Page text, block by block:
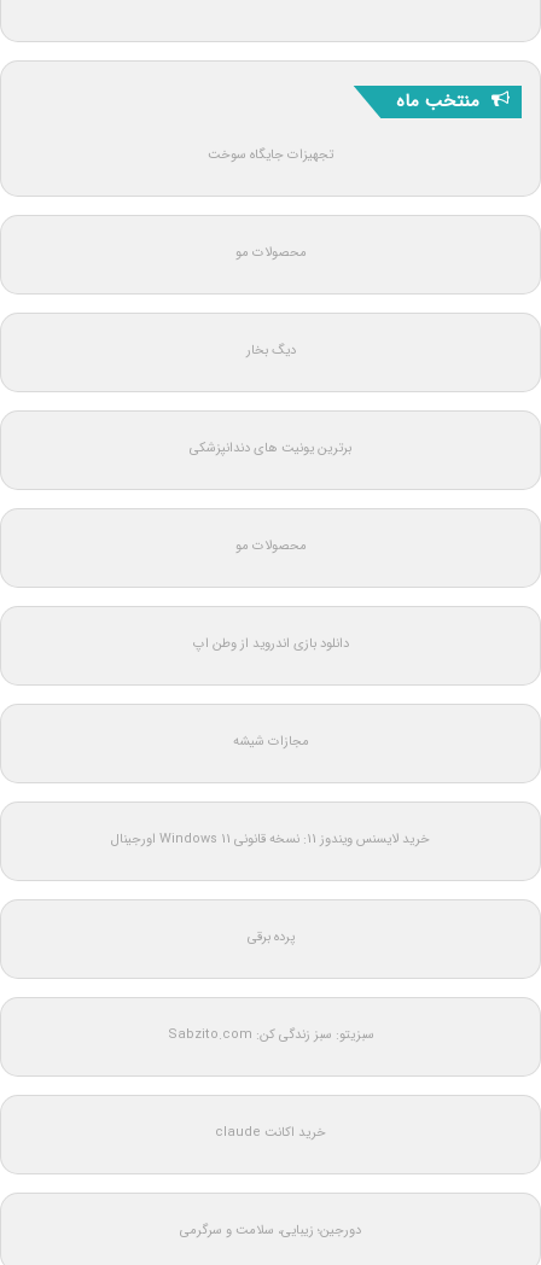
منتخب ماه
تجهیزات جایگاه سوخت
محصولات مو
دیگ بخار
برترین یونیت های دندانپزشکی
محصولات مو
دانلود بازی اندروید از وطن اپ
مجازات شیشه
خرید لایسنس ویندوز 11: نسخه قانونی Windows 11 اورجینال
پرده برقی
سبزیتو: سبز زندگی کن: Sabzito.com
خرید اکانت claude
دورجین؛ زیبایی، سلامت و سرگرمی